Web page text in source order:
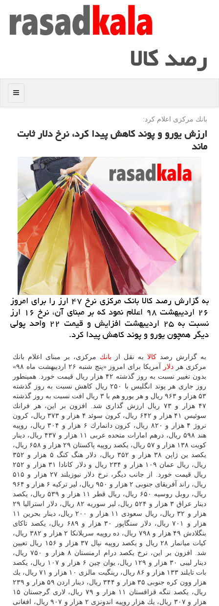
رصد كالا
منو
بانك مركزی اعلام كرد:
ارزش یورو و پوند كاهش پیدا كرد، نرخ دلار ثابت
ماند
به گزارش رصد كالا بانك مركزی نرخ ۴۷ ارز را برای امروز
۲۶ اردیبهشت ۹۸ اعلام نمود كه بر مبنای آن، نرخ ۱۶ ارز
نسبت به ۲۵ اردیبهشت افزایش و قیمت ۲۲ واحد پولی
دیگر همچون یورو و پوند كاهش پیدا كرد.
به گزارش رصد كالا به نقل از بانك مركزی، بر مبنای اعلام بانك
مركزی هر دلار
آمریكا برای امروز «پنج شنبه ۲۶ اردیبهشت ماه ۹۸»
بدون تغییر نسبت به روز گذشته ۴۲ هزار ریال قیمت خورد. همینطور
روز جاری هر پوند انگلیس با ۲۵۰ ریال كاهش نسبت به روز گذشته
۵۳ هزار و ۹۶۳ ریال و هر یورو هم با ۳ ریال افت نسبت به روز گذشته
۴۷ هزار و ۷۳ ریال ارزش گذاری شد. افزون بر این، هر فرانك
سوئیس ۴۱ هزار و ۶۴۲ ریال، كرون سوئد ۴ هزار و ۳۷۳ ریال، كرون
نروژ ۴ هزار و ۸۲۰ ریال، كرون دانمارك ۶ هزار و ۳۰۴ ریال، روپیه
هند ۵۹۸ ریال، درهم امارات متحده عربی ۱۱ هزار و ۴۳۷ ریال، دینار
كویت ۱۳۸ هزار و ۵۷ ریال، یكصد روپیه پاكستان ۲۹ هزار و ۶۵۸ ریال،
یكصد ین ژاپن ۳۸ هزار و ۳۵۲ ریال، دلار هنگ كنگ ۵ هزار و ۳۵۲
ریال، ریال عمان ۱۰۹ هزار و ۲۳۴ ریال و دلار كانادا ۳۱ هزار و ۲۵۲
ریال قیمت خورد. از جانب دیگر، نرخ دلار نیوزیلند ۲۷ هزار و ۵۱۵
ریال، راند آفریقای جنوبی ۲ هزار و ۹۵۰ ریال، لیر تركیه ۶ هزار و ۹۶۴
ریال، روبل روسیه ۶۵۰ ریال، ریال قطر ۱۱ هزار و ۵۳۹ ریال، یكصد
دینار عراق ۳ هزار و ۵۲۴ ریال، لیر سوریه ۸۲ ریال، دلار استرالیا ۲۹
هزار و ۳۲ ریال، ریال سعودی ۱۱ هزار و ۲۰۰ ریال، دینار بحرین ۱۱
هزار و ۷۰۱ ریال، دلار سنگاپور ۳۰ هزار و ۶۸۹ ریال، یكصد تاكای
بنگلادش ۴۹ هزار و ۷۹۸ ریال، ده روپیه سریلانكا ۲ هزار و ۳۸۲ ریال،
كیات میانمار ۲۸ ریال و یكصد روپیه نپال ۳۷ هزار و ۱۵۶ ریال تعیین
شد. افزون بر این، نرخ یكصد درام ارمنستان ۸ هزار و ۷۵۰ ریال،
دینار لیبی ۳۰ هزار و ۱۲۹ ریال، یوان چین ۶ هزار و ۱۰۷ ریال، یكصد
بات تایلند ۱۳۳ هزار و ۸۶ ریال، رینگیت مالزی ۱۰ هزار و ۷۱ ریال، یك
هزار وون كره جنوبی ۳۵ هزار و ۳۴۴ ریال، دینار اردن ۵۹ هزار و ۲۳۹
ریال، یكصد تنگه قزاقستان ۱۱ هزار و ۷۹ ریال، لاری گرجستان ۱۵
هزار و ۳۰۷ ریال، یك هزار روپیه اندونزی ۲ هزار و ۹۰۷ ریال، افغانی